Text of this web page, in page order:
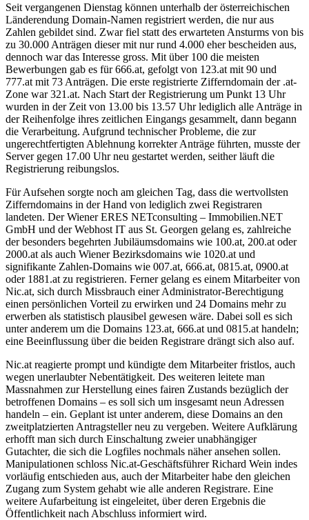
Seit vergangenen Dienstag können unterhalb der österreichischen
Länderendung Domain-Namen registriert werden, die nur aus
Zahlen gebildet sind. Zwar fiel statt des erwarteten Ansturms von bis
zu 30.000 Anträgen dieser mit nur rund 4.000 eher bescheiden aus,
dennoch war das Interesse gross. Mit über 100 die meisten
Bewerbungen gab es für 666.at, gefolgt von 123.at mit 90 und
777.at mit 73 Anträgen. Die erste registrierte Zifferndomain der .at-
Zone war 321.at. Nach Start der Registrierung um Punkt 13 Uhr
wurden in der Zeit von 13.00 bis 13.57 Uhr lediglich alle Anträge in
der Reihenfolge ihres zeitlichen Eingangs gesammelt, dann begann
die Verarbeitung. Aufgrund technischer Probleme, die zur
ungerechtfertigten Ablehnung korrekter Anträge führten, musste der
Server gegen 17.00 Uhr neu gestartet werden, seither läuft die
Registrierung reibungslos.
Für Aufsehen sorgte noch am gleichen Tag, dass die wertvollsten
Zifferndomains in der Hand von lediglich zwei Registraren
landeten. Der Wiener ERES NETconsulting – Immobilien.NET
GmbH und der Webhost IT aus St. Georgen gelang es, zahlreiche
der besonders begehrten Jubiläumsdomains wie 100.at, 200.at oder
2000.at als auch Wiener Bezirksdomains wie 1020.at und
signifikante Zahlen-Domains wie 007.at, 666.at, 0815.at, 0900.at
oder 1881.at zu registrieren. Ferner gelang es einem Mitarbeiter von
Nic.at, sich durch Missbrauch einer Administrator-Berechtigung
einen persönlichen Vorteil zu erwirken und 24 Domains mehr zu
erwerben als statistisch plausibel gewesen wäre. Dabei soll es sich
unter anderem um die Domains 123.at, 666.at und 0815.at handeln;
eine Beeinflussung über die beiden Registrare drängt sich also auf.
Nic.at reagierte prompt und kündigte dem Mitarbeiter fristlos, auch
wegen unerlaubter Nebentätigkeit. Des weiteren leitete man
Massnahmen zur Herstellung eines fairen Zustands bezüglich der
betroffenen Domains – es soll sich um insgesamt neun Adressen
handeln – ein. Geplant ist unter anderem, diese Domains an den
zweitplatzierten Antragsteller neu zu vergeben. Weitere Aufklärung
erhofft man sich durch Einschaltung zweier unabhängiger
Gutachter, die sich die Logfiles nochmals näher ansehen sollen.
Manipulationen schloss Nic.at-Geschäftsführer Richard Wein indes
vorläufig entschieden aus, auch der Mitarbeiter habe den gleichen
Zugang zum System gehabt wie alle anderen Registrare. Eine
weitere Aufarbeitung ist eingeleitet, über deren Ergebnis die
Öffentlichkeit nach Abschluss informiert wird.